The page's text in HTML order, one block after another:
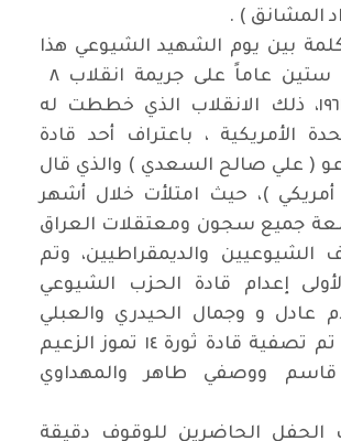
المشانق ) .
بين يوم الشهيد الشيوعي هذا
شباط عام ١٩٦٣، ذلك الانقلاب الذي خططت له
الأمريكية ، باعتراف أحد قادة
( علي صالح السعدي ) والذي قال
أمريكي )، حيث امتلأت خلال أشهر
جميع سجون ومعتقلات العراق
الشيوعيين والديمقراطيين، وتم
إعدام قادة الحزب الشيوعي
عادل و وجمال الحيدري والعبلي
وغيرهم ، كما تم تصفية قادة ثورة ١٤ تموز الزعيم
قاسم ووصفي طاهر والمهداوي
الحفل الحاضرين للوقوف دقيقة